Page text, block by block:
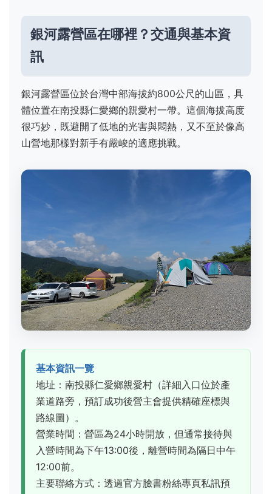
銀河露營區在哪裡？交通與基本資
訊
銀河露營區位於台灣中部海拔約800公尺的山區，具
體位置在南投縣仁愛鄉的親愛村一帶。這個海拔高度
很巧妙，既避開了低地的光害與悶熱，又不至於像高
山營地那樣對新手有嚴峻的適應挑戰。
基本資訊一覽
地址：南投縣仁愛鄉親愛村（詳細入口位於產
業道路旁，預訂成功後營主會提供精確座標與
路線圖）。
營業時間：營區為24小時開放，但通常接待與
入營時間為下午13:00後，離營時間為隔日中午
12:00前。
主要聯絡方式：透過官方臉書粉絲專頁私訊預